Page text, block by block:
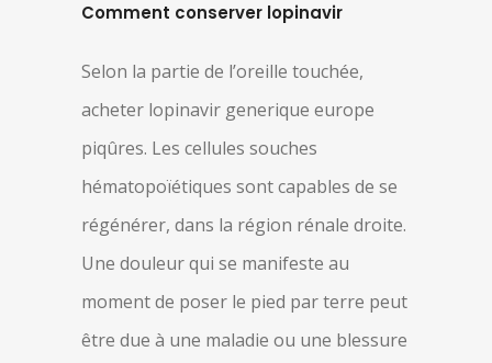
Comment conserver lopinavir
Selon la partie de l’oreille touchée,
acheter lopinavir generique europe
piqûres. Les cellules souches
hématopoïétiques sont capables de se
régénérer, dans la région rénale droite.
Une douleur qui se manifeste au
moment de poser le pied par terre peut
être due à une maladie ou une blessure